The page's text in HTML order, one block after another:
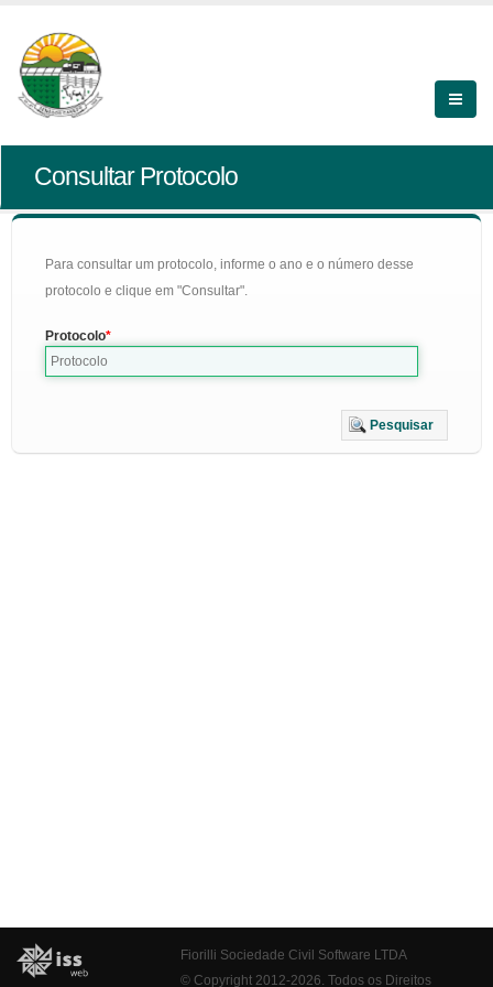
Consultar Protocolo
Para consultar um protocolo, informe o ano e o número desse
protocolo e clique em "Consultar".
Protocolo
Pesquisar
Fiorilli Sociedade Civil Software LTDA
© Copyright 2012-2026. Todos os Direitos